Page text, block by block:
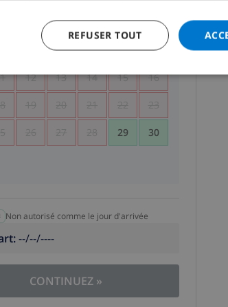
1 2
6 7 8 9
12 13 14 15 16
19 20 21 22 23
26 27 28 29 30
Non autorisé comme le jour d'arrivée
:--/--/----
CONTINUEZ»
REFUSER TOUT